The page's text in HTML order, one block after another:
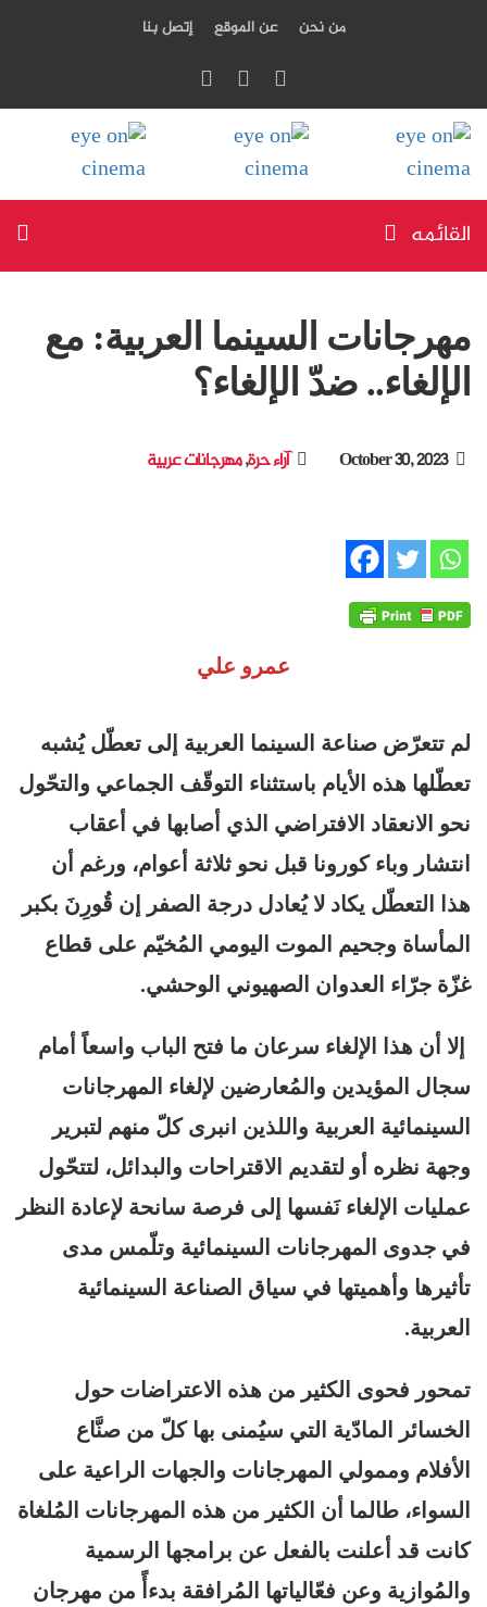
من نحن عن الموقع إتصل بنا
القائمه
مهرجانات السينما العربية: مع
الإلغاء.. ضدّ الإلغاء؟
October 30, 2023 آراء حرة,مهرجانات عربية
عمرو علي
لم تتعرّض صناعة السينما العربية إلى تعطّل يُشبه
تعطّلها هذه الأيام باستثناء التوقّف الجماعي والتحّول
نحو الانعقاد الافتراضي الذي أصابها في أعقاب
انتشار وباء كورونا قبل نحو ثلاثة أعوام، ورغم أن
هذا التعطّل يكاد لا يُعادل درجة الصفر إن قُورِنَ بكبر
المأساة وجحيم الموت اليومي المُخيّم على قطاع
غزّة جرّاء العدوان الصهيوني الوحشي.
إلا أن هذا الإلغاء سرعان ما فتح الباب واسعاً أمام
سجال المؤيدين والمُعارضين لإلغاء المهرجانات
السينمائية العربية واللذين انبرى كلّ منهم لتبرير
وجهة نظره أو لتقديم الاقتراحات والبدائل، لتتحّول
عمليات الإلغاء نَفسها إلى فرصة سانحة لإعادة النظر
في جدوى المهرجانات السينمائية وتلّمس مدى
تأثيرها وأهميتها في سياق الصناعة السينمائية
العربية.
تمحور فحوى الكثير من هذه الاعتراضات حول
الخسائر المادّية التي سيُمنى بها كلّ من صنَّاع
الأفلام وممولي المهرجانات والجهات الراعية على
السواء، طالما أن الكثير من هذه المهرجانات المُلغاة
كانت قد أعلنت بالفعل عن برامجها الرسمية
والمُوازية وعن فعّالياتها المُرافقة بدءأً من مهرجان